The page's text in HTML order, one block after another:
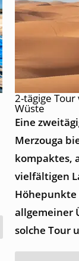
2-tägige Tour
Wüste
Eine
Merzouga
kompaktes,
vielfältigen
Höhepunkte
allgemeiner
solche Tour